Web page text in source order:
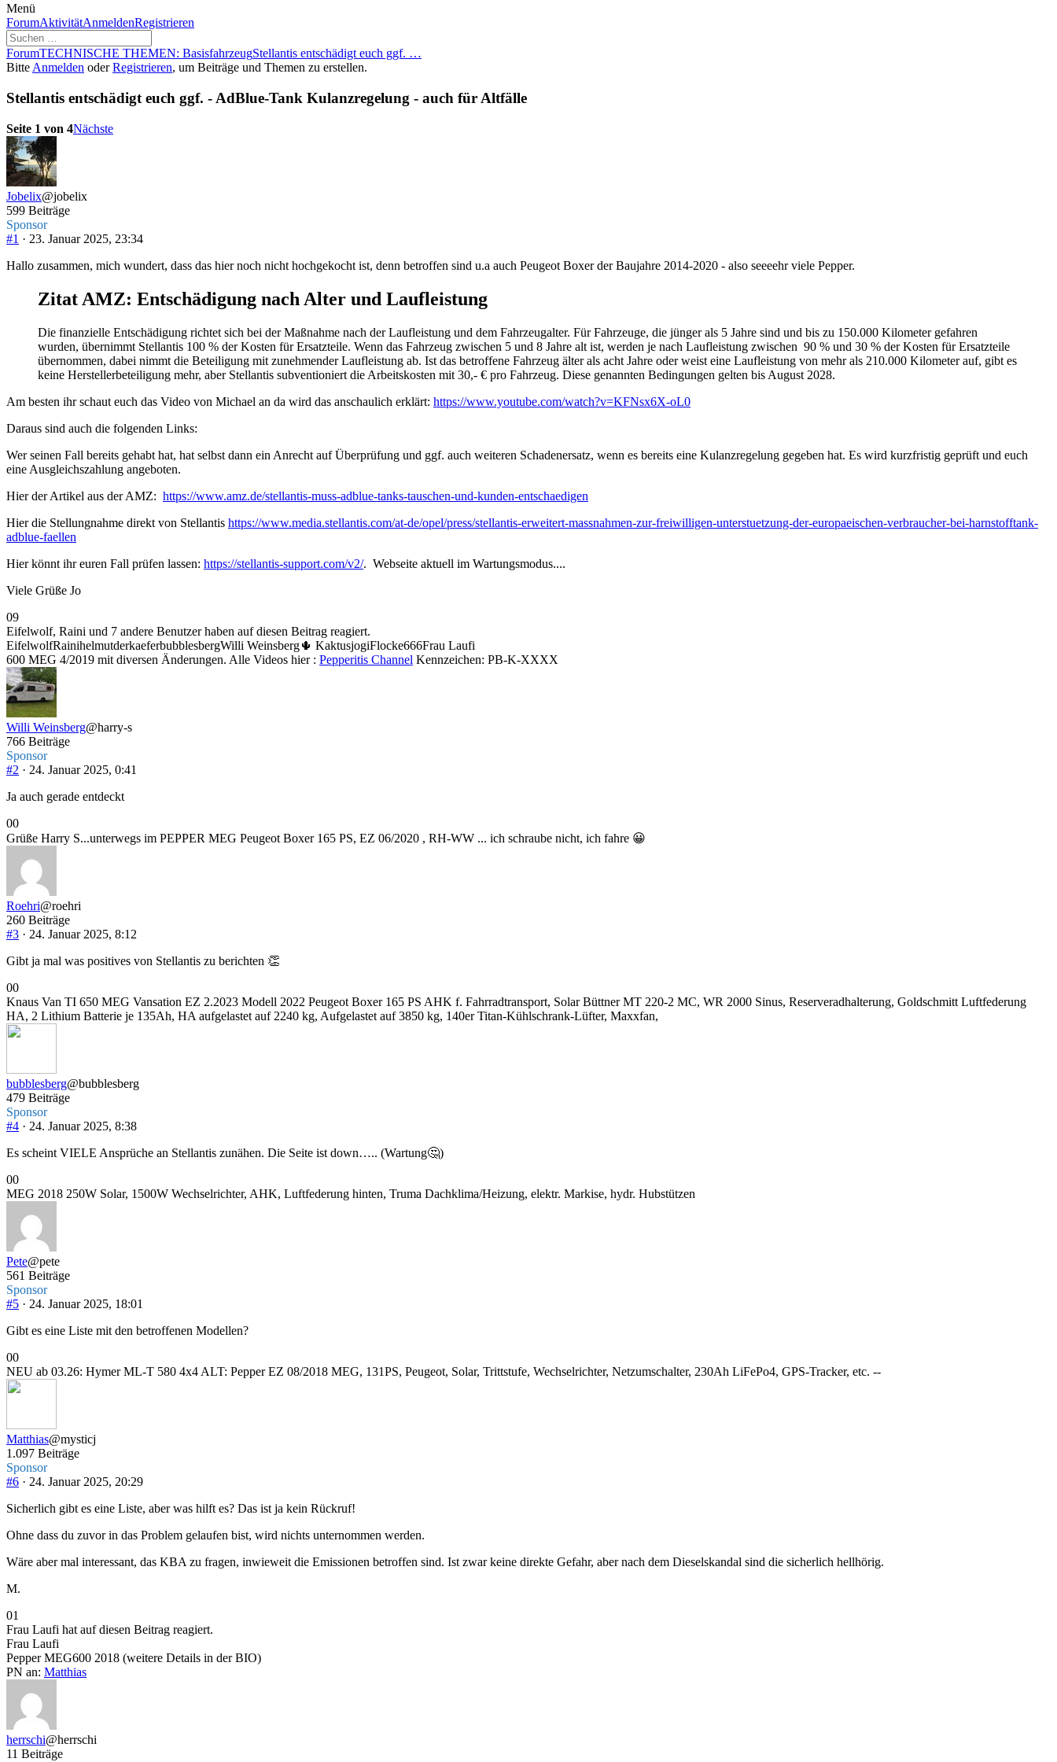
Menü
Forum-
Navigation
ForumAktivitätAnmeldenRegistrieren
Forum-
Breadcrumbs
Du
hier:
ForumTECHNISCHE THEMEN: BasisfahrzeugStellantis entschädigt euch ggf. …
BitteAnmelden oderRegistrieren, um Beiträge und Themen zu erstellen.
Stellantis entschädigt euch ggf. - AdBlue-Tank Kulanzregelung - auch für Altfälle
Seite 1 von 4Nächste
Jobelix@jobelix
599 Beiträge
Sponsor
#1 · 23. Januar 2025, 23:34
Hallo zusammen, mich wundert, dass das hier noch nicht hochgekocht ist, denn betroffen sind u.a auch Peugeot Boxer der Baujahre 2014-2020 - also seeeehr viele Pepper.
Zitat AMZ: Entschädigung nach Alter und Laufleistung
Die finanzielle Entschädigung richtet sich bei der Maßnahme nach der Laufleistung und dem Fahrzeugalter. Für Fahrzeuge, die jünger als 5 Jahre sind und bis zu 150.000 Kilometer gefahren
wurden, übernimmt Stellantis 100 % der Kosten für Ersatzteile. Wenn das Fahrzeug zwischen 5 und 8 Jahre alt ist, werden je nach Laufleistung zwischen 90 % und 30 % der Kosten für Ersatzteile
übernommen, dabei nimmt die Beteiligung mit zunehmender Laufleistung ab. Ist das betroffene Fahrzeug älter als acht Jahre oder weist eine Laufleistung von mehr als 210.000 Kilometer auf, gibt es
keine Herstellerbeteiligung mehr, aber Stellantis subventioniert die Arbeitskosten mit 30,- € pro Fahrzeug. Diese genannten Bedingungen gelten bis August 2028.
Am besten ihr schaut euch das Video von Michael an da wird das anschaulich erklärt: https://www.youtube.com/watch?v=KFNsx6X-oL0
Daraus sind auch die folgenden Links:
Wer seinen Fall bereits gehabt hat, hat selbst dann ein Anrecht auf Überprüfung und ggf. auch weiteren Schadenersatz, wenn es bereits eine Kulanzregelung gegeben hat. Es wird kurzfristig geprüft und euch
eine Ausgleichszahlung angeboten.
Hier der Artikel aus der AMZ: https://www.amz.de/stellantis-muss-adblue-tanks-tauschen-und-kunden-entschaedigen
Hier die Stellungnahme direkt von Stellantis https://www.media.stellantis.com/at-de/opel/press/stellantis-erweitert-massnahmen-zur-freiwilligen-unterstuetzung-der-europaeischen-verbraucher-bei-harnstofftank-
adblue-faellen
Hier könnt ihr euren Fall prüfen lassen: https://stellantis-support.com/v2/. Webseite aktuell im Wartungsmodus....
Viele Grüße Jo
Anklicken
für
Daumen
nach
unten.
0Anklicken
für
Daumen
nach
oben.
9
Eifelwolf, Raini und 7 andere Benutzer haben auf diesen Beitrag reagiert.
EifelwolfRainihelmutderkaeferbubblesbergWilli Weinsberg🌵 KaktusjogiFlocke666Frau Laufi
600 MEG 4/2019 mit diversen Änderungen. Alle Videos hier : Pepperitis Channel Kennzeichen: PB-K-XXXX
Willi Weinsberg@harry-s
766 Beiträge
Sponsor
#2 · 24. Januar 2025, 0:41
Ja auch gerade entdeckt
Anklicken
für
nach
unten.
0Anklicken
für
nach
oben.
0
Grüße Harry S...unterwegs im PEPPER MEG Peugeot Boxer 165 PS, EZ 06/2020 , RH-WW ... ich schraube nicht, ich fahre 😀
Roehri@roehri
260 Beiträge
#3 · 24. Januar 2025, 8:12
Gibt ja mal was positives von Stellantis zu berichten 👏
Anklicken
für
Daumen
nach
0Anklicken
für
Daumen
nach
0
Knaus Van TI 650 MEG Vansation EZ 2.2023 Modell 2022 Peugeot Boxer 165 PS AHK f. Fahrradtransport, Solar Büttner MT 220-2 MC, WR 2000 Sinus, Reserveradhalterung, Goldschmitt Luftfederung
HA, 2 Lithium Batterie je 135Ah, HA aufgelastet auf 2240 kg, Aufgelastet auf 3850 kg, 140er Titan-Kühlschrank-Lüfter, Maxxfan,
bubblesberg@bubblesberg
479 Beiträge
Sponsor
#4 · 24. Januar 2025, 8:38
Es scheint VIELE Ansprüche an Stellantis zunähen. Die Seite ist down….. (Wartung🤔)
Anklicken
für
nach
unten.
0Anklicken
für
nach
oben.
0
MEG 2018 250W Solar, 1500W Wechselrichter, AHK, Luftfederung hinten, Truma Dachklima/Heizung, elektr. Markise, hydr. Hubstützen
Pete@pete
561 Beiträge
Sponsor
#5 · 24. Januar 2025, 18:01
Gibt es eine Liste mit den betroffenen Modellen?
Anklicken
für
Daumen
0Anklicken
für
Daumen
0
NEU ab 03.26: Hymer ML-T 580 4x4 ALT: Pepper EZ 08/2018 MEG, 131PS, Peugeot, Solar, Trittstufe, Wechselrichter, Netzumschalter, 230Ah LiFePo4, GPS-Tracker, etc. --
Matthias@mysticj
1.097 Beiträge
Sponsor
#6 · 24. Januar 2025, 20:29
Sicherlich gibt es eine Liste, aber was hilft es? Das ist ja kein Rückruf!
Ohne dass du zuvor in das Problem gelaufen bist, wird nichts unternommen werden.
Wäre aber mal interessant, das KBA zu fragen, inwieweit die Emissionen betroffen sind. Ist zwar keine direkte Gefahr, aber nach dem Dieselskandal sind die sicherlich hellhörig.
M.
Anklicken
für
Daumen
nach
unten.
0Anklicken
für
Daumen
nach
oben.
1
Frau Laufi hat auf diesen Beitrag reagiert.
Frau Laufi
Pepper MEG600 2018 (weitere Details in der BIO)
PN an: Matthias
herrschi@herrschi
11 Beiträge